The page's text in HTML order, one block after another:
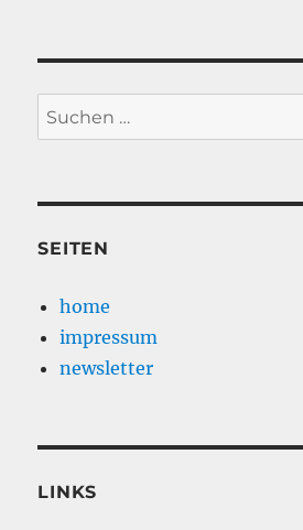
Suche
nach:
SEITEN
home
impressum
newsletter
LINKS